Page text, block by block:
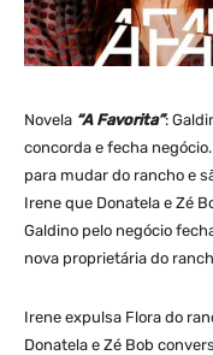
Novela “A Favorita”:
concorda e fecha
para mudar do rancho e
Irene que Donatela e Zé
Galdino pelo negócio
nova proprietária do
Irene expulsa Flora do
Donatela e Zé Bob